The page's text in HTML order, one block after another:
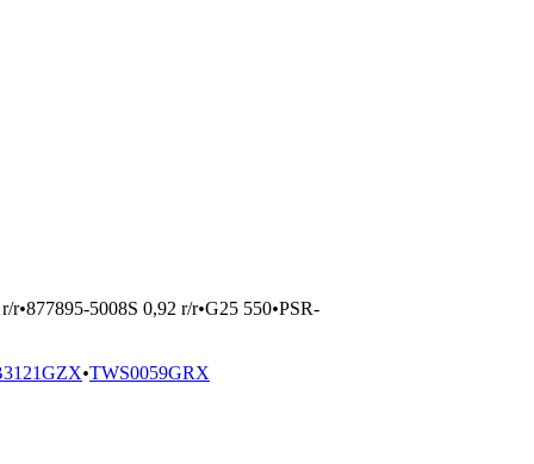
r•877895-5008S 0,92 r/r•G25 550•PSR-
•TWS0059GRX